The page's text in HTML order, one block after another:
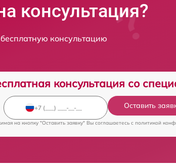
консультация?
консультацию
консультация со
Оставить
на кнопку "Оставить заявку" Вы соглашаетесь c политикой